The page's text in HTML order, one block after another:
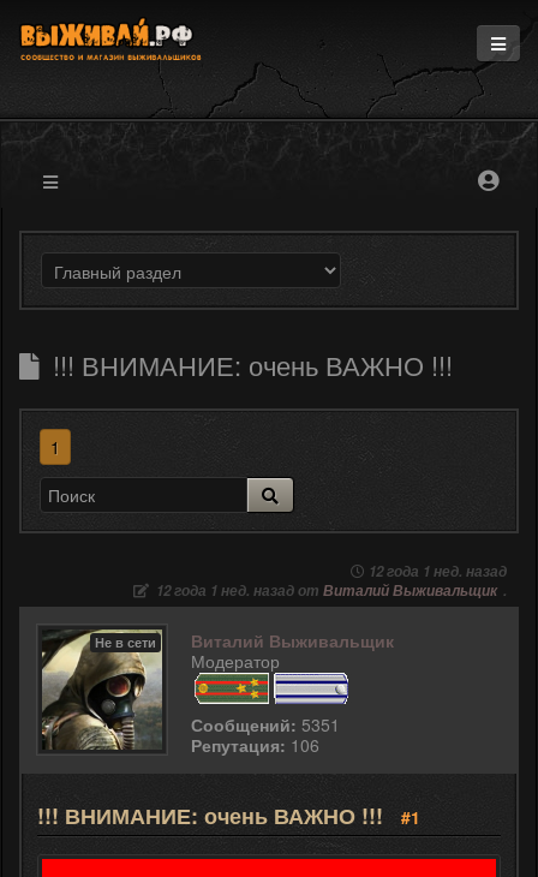
Информация
Магазин
Форум
!!! ВНИМАНИЕ: очень ВАЖНО !!!
1
12 года 1 нед. назад
12 года 1 нед. назад от Виталий Выживальщик .
Не в сети
Виталий Выживальщик
Модератор
Сообщений: 5351
Репутация: 106
!!! ВНИМАНИЕ: очень ВАЖНО !!! #1